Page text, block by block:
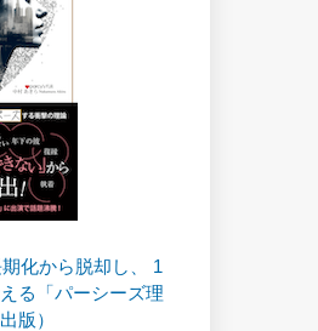
化から脱却し、 1
る「パーシーズ理
版）